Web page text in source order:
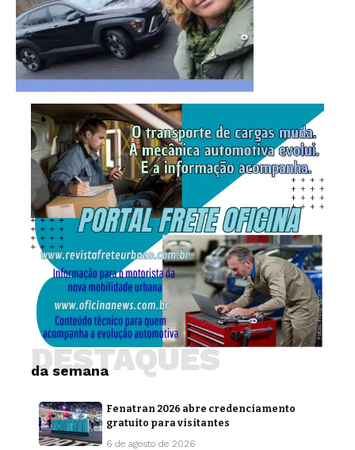
da semana
DESTAQUES
Fenatran 2026 abre credenciamento
gratuito para visitantes
6 de agosto de 2026